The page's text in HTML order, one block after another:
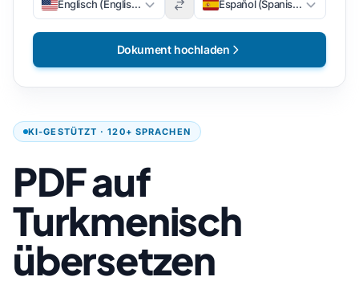
KI-GESTÜTZT · 120+ SPRACHEN
PDF auf
Turkmenisch
übersetzen
Englisch (Englisch) Español (Spanisch)
Dokument hochladen